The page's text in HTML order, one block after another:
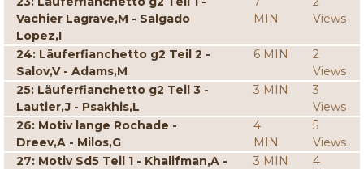
Vachier Lagrave,M - Salgado
Lopez,I
MIN
Views
24: Läuferfianchetto g2 Teil 2 -
Salov,V - Adams,M
6 MIN
2
Views
25: Läuferfianchetto g2 Teil 3 -
Lautier,J - Psakhis,L
3 MIN
3
Views
26: Motiv lange Rochade -
Dreev,A - Milos,G
4
MIN
5
Views
27: Motiv Sd5 Teil 1 - Khalifman,A -
3 MIN
4